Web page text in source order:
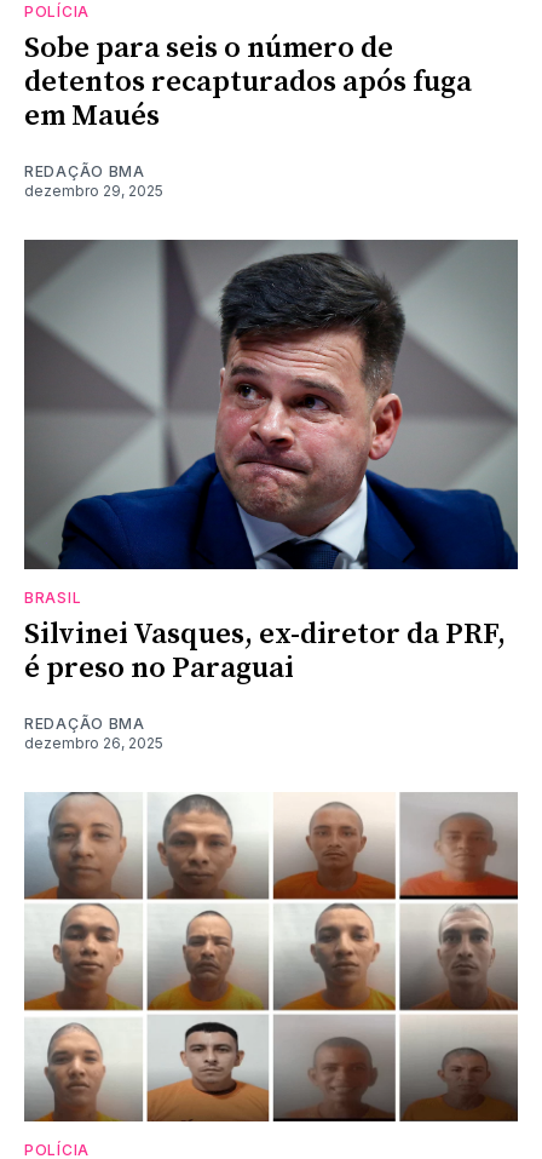
POLÍCIA
Sobe para seis o número de
detentos recapturados após fuga
em Maués
REDAÇÃO BMA
dezembro 29, 2025
BRASIL
Silvinei Vasques, ex-diretor da PRF,
é preso no Paraguai
REDAÇÃO BMA
dezembro 26, 2025
POLÍCIA